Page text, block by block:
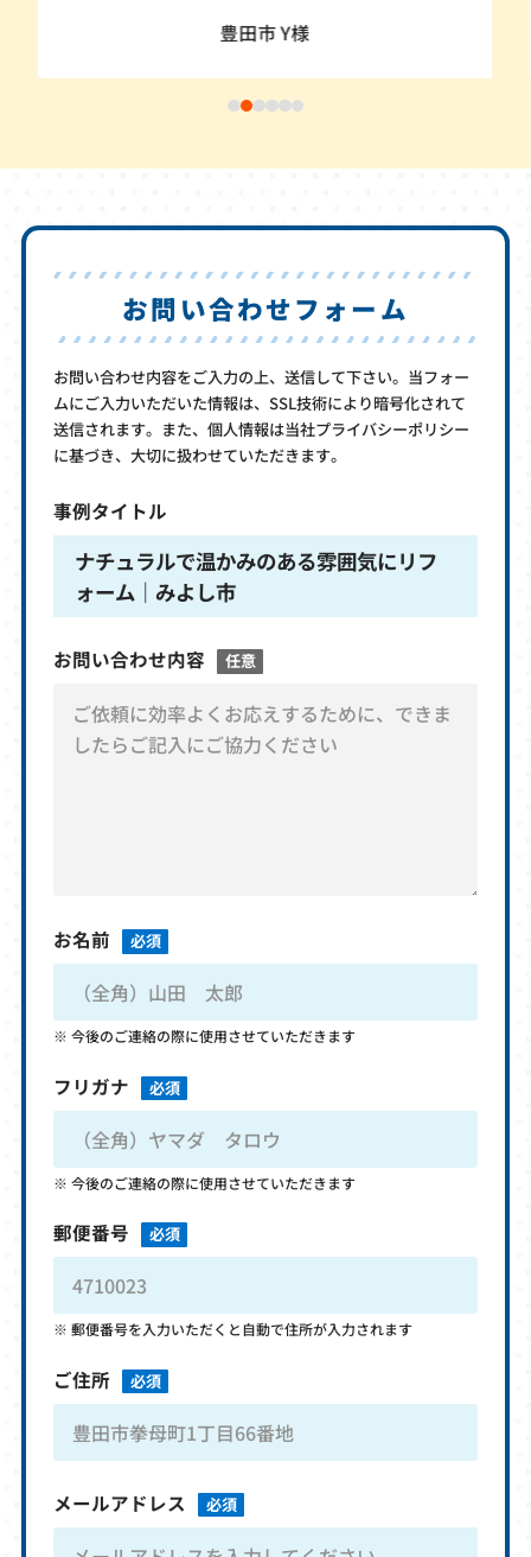
豊田市 Y様
お問い合わせフォーム
お問い合わせ内容をご入力の上、送信して下さい。当フォー
ムにご入力いただいた情報は、SSL技術により暗号化されて
送信されます。また、個人情報は当社プライバシーポリシー
に基づき、大切に扱わせていただきます。
事例タイトル
ナチュラルで温かみのある雰囲気にリフ
ォーム｜みよし市
お問い合わせ内容 任意
お名前 必須
今後のご連絡の際に使用させていただきます
フリガナ 必須
今後のご連絡の際に使用させていただきます
郵便番号 必須
郵便番号を入力いただくと自動で住所が入力されます
ご住所 必須
メールアドレス 必須